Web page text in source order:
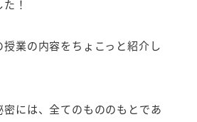
！
業の内容をちょこっと紹介し
密には、全てのもののもとであ